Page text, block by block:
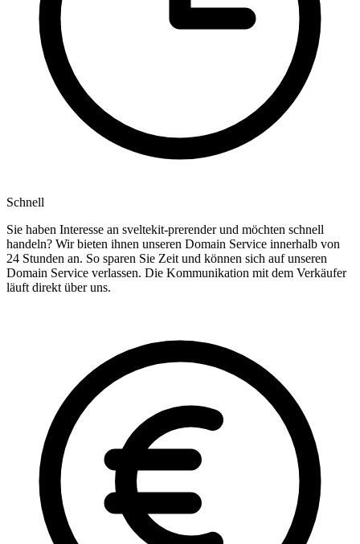
Schnell
Sie haben Interesse an sveltekit-prerender und möchten schnell
handeln? Wir bieten ihnen unseren Domain Service innerhalb von
24 Stunden an. So sparen Sie Zeit und können sich auf unseren
Domain Service verlassen. Die Kommunikation mit dem Verkäufer
läuft direkt über uns.